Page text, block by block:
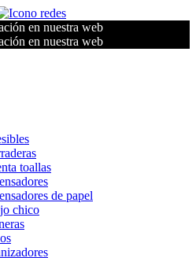
en nuestra web
en nuestra web
toallas
de papel
chico